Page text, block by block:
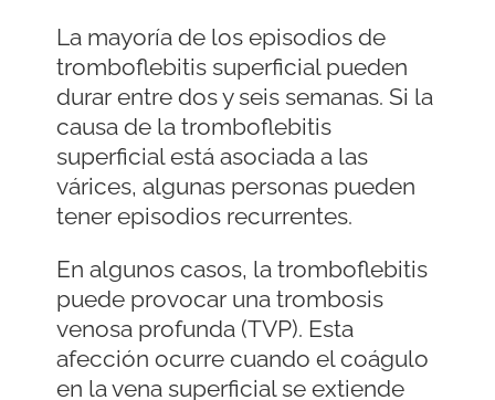
La mayoría de los episodios de
tromboflebitis superficial pueden
durar entre dos y seis semanas. Si la
causa de la tromboflebitis
superficial está asociada a las
várices, algunas personas pueden
tener episodios recurrentes.
En algunos casos, la tromboflebitis
puede provocar una trombosis
venosa profunda (TVP). Esta
afección ocurre cuando el coágulo
en la vena superficial se extiende